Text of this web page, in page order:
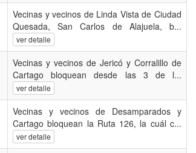
Vecinas y vecinos de Linda Vista de Ciudad
Quesada, San Carlos de Alajuela, b...
ver detalle
Vecinas y vecinos de Jericó y Corralillo de
Cartago bloquean desde las 3 de l...
ver detalle
Vecinas y vecinos de Desamparados y
Cartago bloquean la Ruta 126, la cuál c...
ver detalle